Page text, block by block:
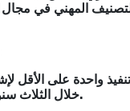
واحدة على الأقل
المهني في
واحدة على الأقل
خلال الثلاث سنوات الأخيرة.